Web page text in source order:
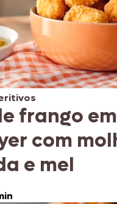
frango
com
e mel